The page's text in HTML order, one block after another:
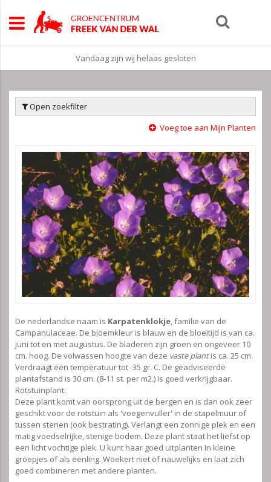
Vandaag zijn wij helaas gesloten
Open zoekfilter
Voeg toe aan Mijn Planten
De nederlandse naam is Karpatenklokje, familie van de
Campanulaceae. De bloemkleur is blauw en de bloeitijd is van ca.
juni tot en met augustus. De bladeren zijn groen en ongeveer 10
cm. hoog. De volwassen hoogte van deze vaste plantis ca. 25 cm.
Verdraagt een temperatuur tot -35 gr. C. De geadviseerde
plantafstand is 30 cm. (8-11 st. per m2.) Is goed verkrijgbaar.
Rotstuinplant.
Deze plant komt van oorsprong uit de bergen en is dan ook zeer
geschikt voor de rotstuin als 'voegenvuller' in de stapelmuur of
tussen stenen (ook bestrating). Verlangt een zonnige plek en een
matig voedselrijke, stenige bodem. Deze plant staat het liefst op
een licht vochtige plek. U kunt haar goed uitplanten In kleine
groepjes of als eenling. Woekert niet of nauwelijks en laat zich
goed combineren met andere planten.